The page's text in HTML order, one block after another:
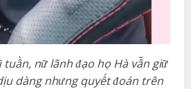
nữ lãnh đạo họ Hà vẫn giữ
dàng nhưng quyết đoán trên